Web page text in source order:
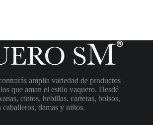
amplia variedad de productos
que aman el estilo vaquero. Desdé
cintos, hebillas, carteras, bolsos,
caballeros, damas y niños.